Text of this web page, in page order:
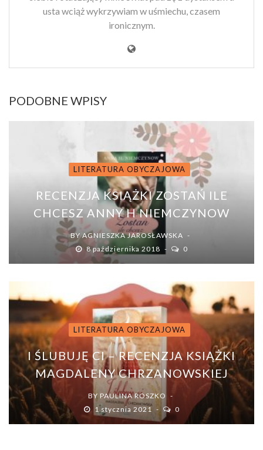
usta wciąż wykrzywiam w uśmiechu, czasem
ironicznym.
PODOBNE WPISY
LITERATURA OBYCZAJOWA
RECENZJA KSIĄŻKI ZOSTAŃ ILE
CHCESZ ANNY H NIEMCZYNOW
BYAGNIESZKA JAROSŁAWSKA
8 października 2018
0
LITERATURA OBYCZAJOWA
I ŚLUBUJĘ CI – RECENZJA KSIĄŻKI
MAGDALENY CHRZANOWSKIEJ
BY PAULINA ROSZKO
1 stycznia 2021
0